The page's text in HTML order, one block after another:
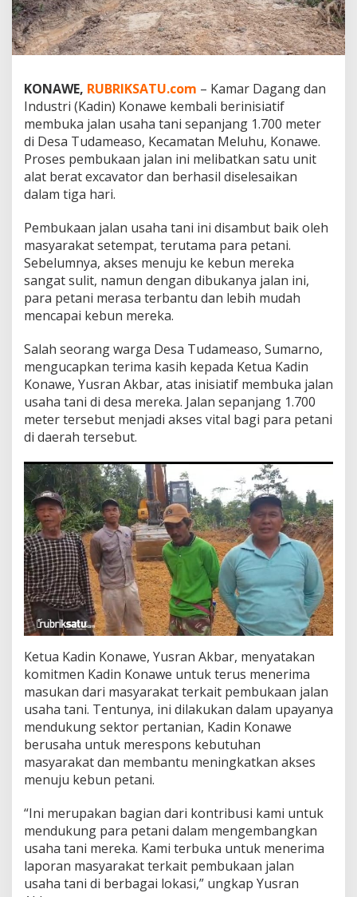
,
K
a
d
n
K
o
n
a
w
e
B
a
J
a
l
a
n
U
h
a
T
a
i
d
D
e
s
a
T
u
d
a
m
e
KONAWE, RUBRIKSATU.com – Kamar Dagang dan
Industri (Kadin) Konawe kembali berinisiatif
membuka jalan usaha tani sepanjang 1.700 meter
di Desa Tudameaso, Kecamatan Meluhu, Konawe.
Proses pembukaan jalan ini melibatkan satu unit
alat berat excavator dan berhasil diselesaikan
dalam tiga hari.
Pembukaan jalan usaha tani ini disambut baik oleh
masyarakat setempat, terutama para petani.
Sebelumnya, akses menuju ke kebun mereka
sangat sulit, namun dengan dibukanya jalan ini,
para petani merasa terbantu dan lebih mudah
mencapai kebun mereka.
Salah seorang warga Desa Tudameaso, Sumarno,
mengucapkan terima kasih kepada Ketua Kadin
Konawe, Yusran Akbar, atas inisiatif membuka jalan
usaha tani di desa mereka. Jalan sepanjang 1.700
meter tersebut menjadi akses vital bagi para petani
di daerah tersebut.
Ketua Kadin Konawe, Yusran Akbar, menyatakan
komitmen Kadin Konawe untuk terus menerima
masukan dari masyarakat terkait pembukaan jalan
usaha tani. Tentunya, ini dilakukan dalam upayanya
mendukung sektor pertanian, Kadin Konawe
berusaha untuk merespons kebutuhan
masyarakat dan membantu meningkatkan akses
menuju kebun petani.
“Ini merupakan bagian dari kontribusi kami untuk
mendukung para petani dalam mengembangkan
usaha tani mereka. Kami terbuka untuk menerima
laporan masyarakat terkait pembukaan jalan
usaha tani di berbagai lokasi,” ungkap Yusran